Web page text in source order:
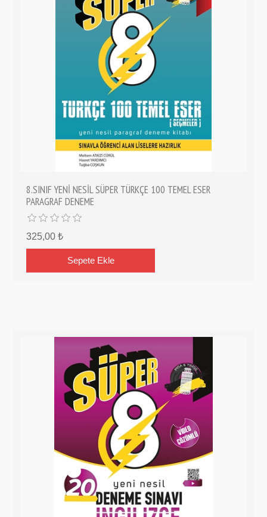
8.SINIF YENİ NESİL SÜPER TÜRKÇE 100 TEMEL ESER
PARAGRAF DENEME
325,00 ₺